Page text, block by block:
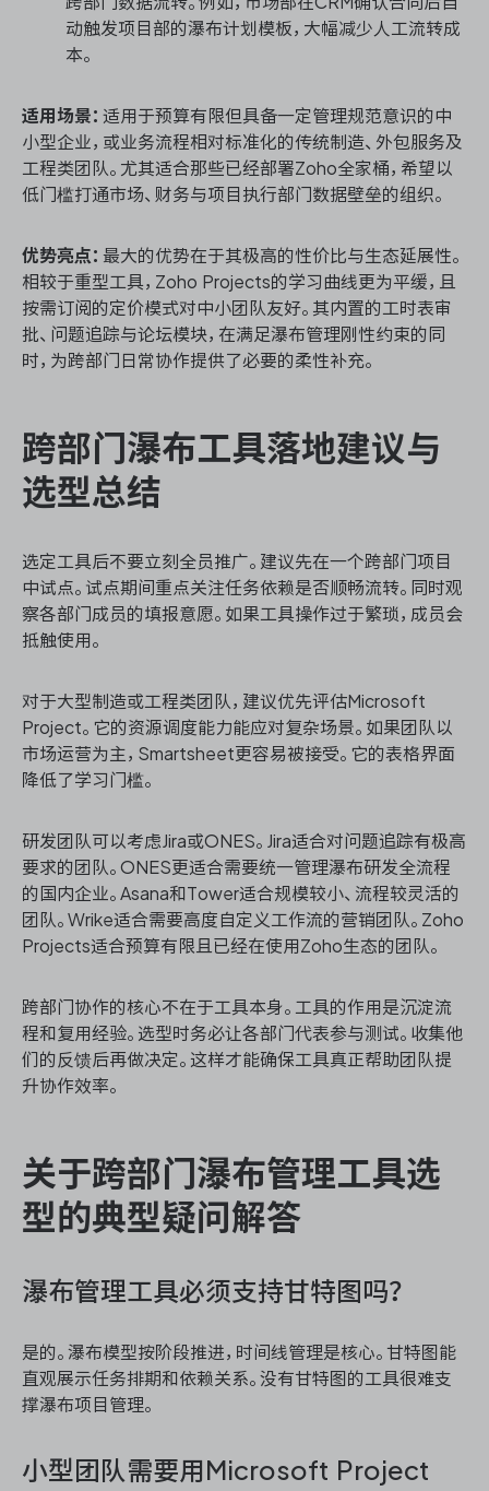
动触发项目部的瀑布计划模板，大幅减少人工流转成
本。
适用场景： 适用于预算有限但具备一定管理规范意识的中
小型企业，或业务流程相对标准化的传统制造、外包服务及
工程类团队。尤其适合那些已经部署Zoho全家桶，希望以
低门槛打通市场、财务与项目执行部门数据壁垒的组织。
优势亮点： 最大的优势在于其极高的性价比与生态延展性。
相较于重型工具，Zoho Projects的学习曲线更为平缓，且
按需订阅的定价模式对中小团队友好。其内置的工时表审
批、问题追踪与论坛模块，在满足瀑布管理刚性约束的同
时，为跨部门日常协作提供了必要的柔性补充。
跨部门瀑布工具落地建议与
选型总结
选定工具后不要立刻全员推广。建议先在一个跨部门项目
中试点。试点期间重点关注任务依赖是否顺畅流转。同时观
察各部门成员的填报意愿。如果工具操作过于繁琐，成员会
抵触使用。
对于大型制造或工程类团队，建议优先评估Microsoft
Project。它的资源调度能力能应对复杂场景。如果团队以
市场运营为主，Smartsheet更容易被接受。它的表格界面
降低了学习门槛。
研发团队可以考虑Jira或ONES。Jira适合对问题追踪有极高
要求的团队。ONES更适合需要统一管理瀑布研发全流程
的国内企业。Asana和Tower适合规模较小、流程较灵活的
团队。Wrike适合需要高度自定义工作流的营销团队。Zoho
Projects适合预算有限且已经在使用Zoho生态的团队。
跨部门协作的核心不在于工具本身。工具的作用是沉淀流
程和复用经验。选型时务必让各部门代表参与测试。收集他
们的反馈后再做决定。这样才能确保工具真正帮助团队提
升协作效率。
关于跨部门瀑布管理工具选
型的典型疑问解答
瀑布管理工具必须支持甘特图吗？
是的。瀑布模型按阶段推进，时间线管理是核心。甘特图能
直观展示任务排期和依赖关系。没有甘特图的工具很难支
撑瀑布项目管理。
小型团队需要用Microsoft Project